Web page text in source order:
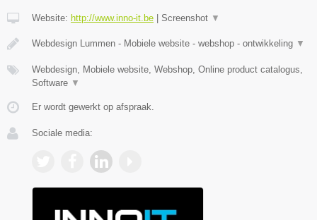
Website: http://www.inno-it.be Screenshot ▼
Webdesign Lummen - Mobiele website - webshop - ontwikkeling ▼
Webdesign, Mobiele website, Webshop, Online product catalogus,
Software ▼
Er wordt gewerkt op afspraak.
Sociale media: